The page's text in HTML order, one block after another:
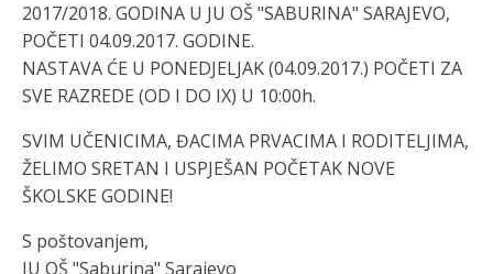
2017/2018. GODINA U JU OŠ "SABURINA" SARAJEVO,
POČETI 04.09.2017. GODINE.
NASTAVA ĆE U PONEDJELJAK (04.09.2017.) POČETI ZA
SVE RAZREDE (OD I DO IX) U 10:00h.
SVIM UČENICIMA, ĐACIMA PRVACIMA I RODITELJIMA,
ŽELIMO SRETAN I USPJEŠAN POČETAK NOVE
ŠKOLSKE GODINE!
S poštovanjem,
JU OŠ "Saburina" Sarajevo